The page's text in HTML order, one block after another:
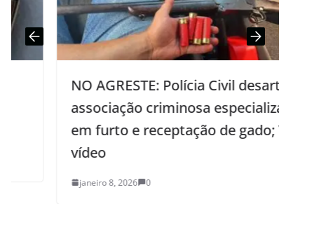
NO AGRESTE: Polícia Civil desarticula
associação criminosa especializada
em furto e receptação de gado; Veja
janeiro 8, 2026 0